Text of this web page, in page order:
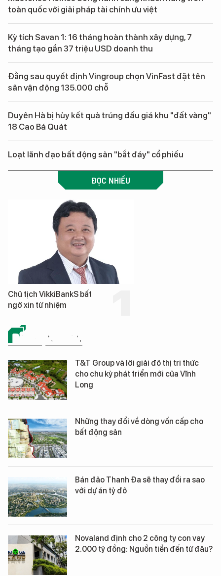
toàn quốc với giải pháp tài chính ưu việt
Kỳ tích Savan 1: 16 tháng hoàn thành xây dựng, 7
tháng tạo gần 37 triệu USD doanh thu
Đằng sau quyết định Vingroup chọn VinFast đặt tên
sân vận động 135.000 chỗ
Duyên Hà bị hủy kết quả trúng đấu giá khu "đất vàng"
18 Cao Bá Quát
Loạt lãnh đạo bất động sản "bắt đáy" cổ phiếu
ĐỌC NHIỀU
Chủ tịch VikkiBankS bất
ngờ xin từ nhiệm
BẤT ĐỘNG SẢN
T&T Group và lời giải đô thị tri thức
cho chu kỳ phát triển mới của Vĩnh
Long
Những thay đổi về dòng vốn cấp cho
bất động sản
Bán đảo Thanh Đa sẽ thay đổi ra sao
với dự án tỷ đô
Novaland định cho 2 công ty con vay
2.000 tỷ đồng: Nguồn tiền đến từ đâu?